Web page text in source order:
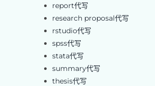
report代写
research proposal代写
rstudio代写
spss代写
stata代写
summary代写
thesis代写